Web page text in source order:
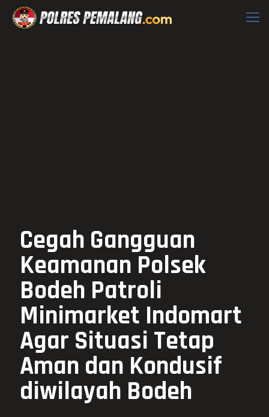
Cegah Gangguan
Keamanan Polsek
Bodeh Patroli
Minimarket Indomart
Agar Situasi Tetap
Aman dan Kondusif
diwilayah Bodeh